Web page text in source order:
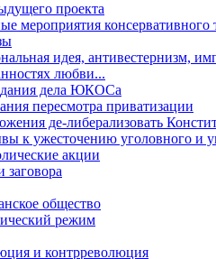
проекта
мероприятия консервативного
идея, антивестернизм,
любви...
дела ЮКОСа
пересмотра приватизации
де-либерализовать
к ужесточению уголовного и
акции
заговора
общество
режим
и контрреволюция